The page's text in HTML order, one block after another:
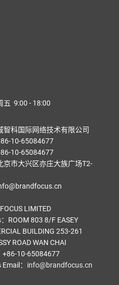
五 9:00 - 18:00
智科国际网络技术有限公司
10-65084677
10-65084677
京市大兴区亦庄大族广场T2-
LIMITED
ROOM 803 8/F EASEY
BUILDING 253-261
ROAD WAN CHAI
+86-10-65084677
Email ： info@brandfocus.cn